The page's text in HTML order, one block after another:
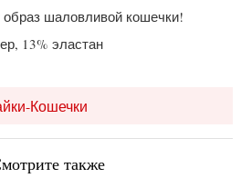
шаловливой кошечки!
13% эластан
Кошечки
также